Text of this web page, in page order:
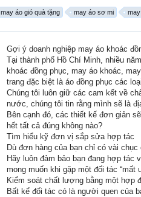
may áo gió quà tặng may áo sơ mi
Gợi ý doanh nghiệp may áo khoác
Tại thành phố Hồ Chí Minh, nhiều
khoác đồng phục, may áo khoác,
trang đặc biệt là áo đồng phục các
Chúng tôi luôn giữ các cam kết về
nước, chúng tôi tin rằng mình sẽ là
Bên cạnh đó, các thiết kế đơn giản
hết tất cả đúng không nào?
Tìm hiểu kỹ đơn vị sắp sửa hợp tác
Dù đơn hàng của bạn chỉ có vài
Hãy luôn đảm bảo bạn đang hợp
mong muốn khi gặp một đối tác “mất
Kiểm soát chất lượng bằng một hợp
Bất kể đối tác có là người quen của